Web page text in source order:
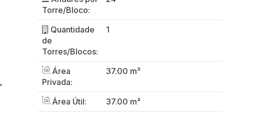
Torre/Bloco:
Quantidade
de
Torres/Blocos:
1
Área
Privada:
37.00 m²
Área Útil:
37.00 m²